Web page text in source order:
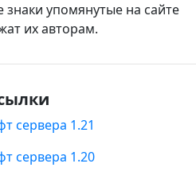
упомянутые на сайте
их авторам.
сервера 1.21
сервера 1.20